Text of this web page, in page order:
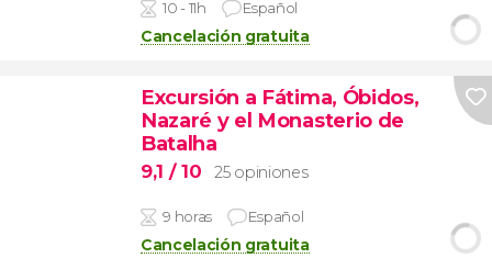
10 - 11h Español
Cancelación gratuita
Excursión a Fátima, Óbidos,
Nazaré y el Monasterio de
Batalha
9,1 / 10 25 opiniones
9 horas Español
Cancelación gratuita